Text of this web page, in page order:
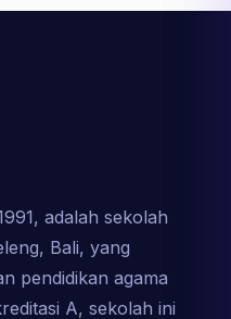
adalah sekolah
Bali, yang
pendidikan agama
A, sekolah ini